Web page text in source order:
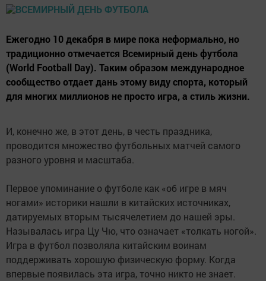
Ежегодно 10 декабря в мире пока неформально, но
традиционно отмечается Всемирный день футбола
(World Football Day). Таким образом международное
сообщество отдает дань этому виду спорта, который
для многих миллионов не просто игра, а стиль жизни.
И, конечно же, в этот день, в честь праздника,
проводится множество футбольных матчей самого
разного уровня и масштаба.
Первое упоминание о футболе как «об игре в мяч
ногами» историки нашли в китайских источниках,
датируемых вторым тысячелетием до нашей эры.
Называлась игра Цу Чю, что означает «толкать ногой».
Игра в футбол позволяла китайским воинам
поддерживать хорошую физическую форму. Когда
впервые появилась эта игра, точно никто не знает.